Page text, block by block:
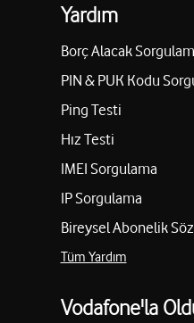
Yardım
Borç Alacak
PIN & PUK Kodu
Ping Testi
Hız Testi
IMEI Sorgulama
IP Sorgulama
Bireysel Abonelik
Tüm Yardım
Vodafone'la